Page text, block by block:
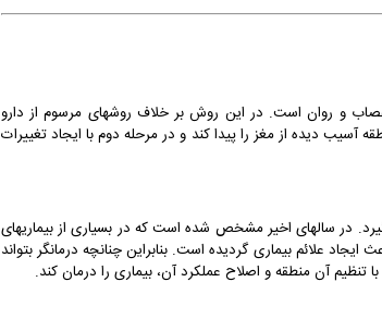
و روان است. در این روش بر خلاف روشهای مرسوم از دارو
دیده از مغز را پیدا کند و در مرحله دوم با ایجاد تغییرات
در سالهای اخیر مشخص شده است که در بسیاری از بیماریهای
علائم بیماری گردیده است. بنابراین چنانچه درمانگر بتواند
تنظیم آن منطقه و اصلاح عملکرد آن، بیماری را درمان کند.